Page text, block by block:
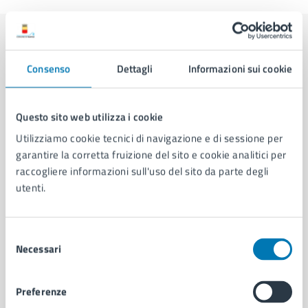
Consenso Dettagli Informazioni sui cookie
Questo sito web utilizza i cookie
Utilizziamo cookie tecnici di navigazione e di sessione per
garantire la corretta fruizione del sito e cookie analitici per
raccogliere informazioni sull'uso del sito da parte degli
utenti.
delNecessari
Preferenze
Contenuti correlati
Cambi di Residenza - Municipalità 6
U.O. Attività Tecniche - Municipalità 6
Servizio Strade, Pubblica Illuminazione e
Regolamenti di Municipalità 6